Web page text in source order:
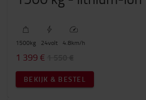
1500kg 24volt 4.8km/h
1 399 €
BEKIJK & BESTEL